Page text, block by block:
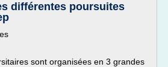
différentes poursuites
sont organisées en 3 grandes